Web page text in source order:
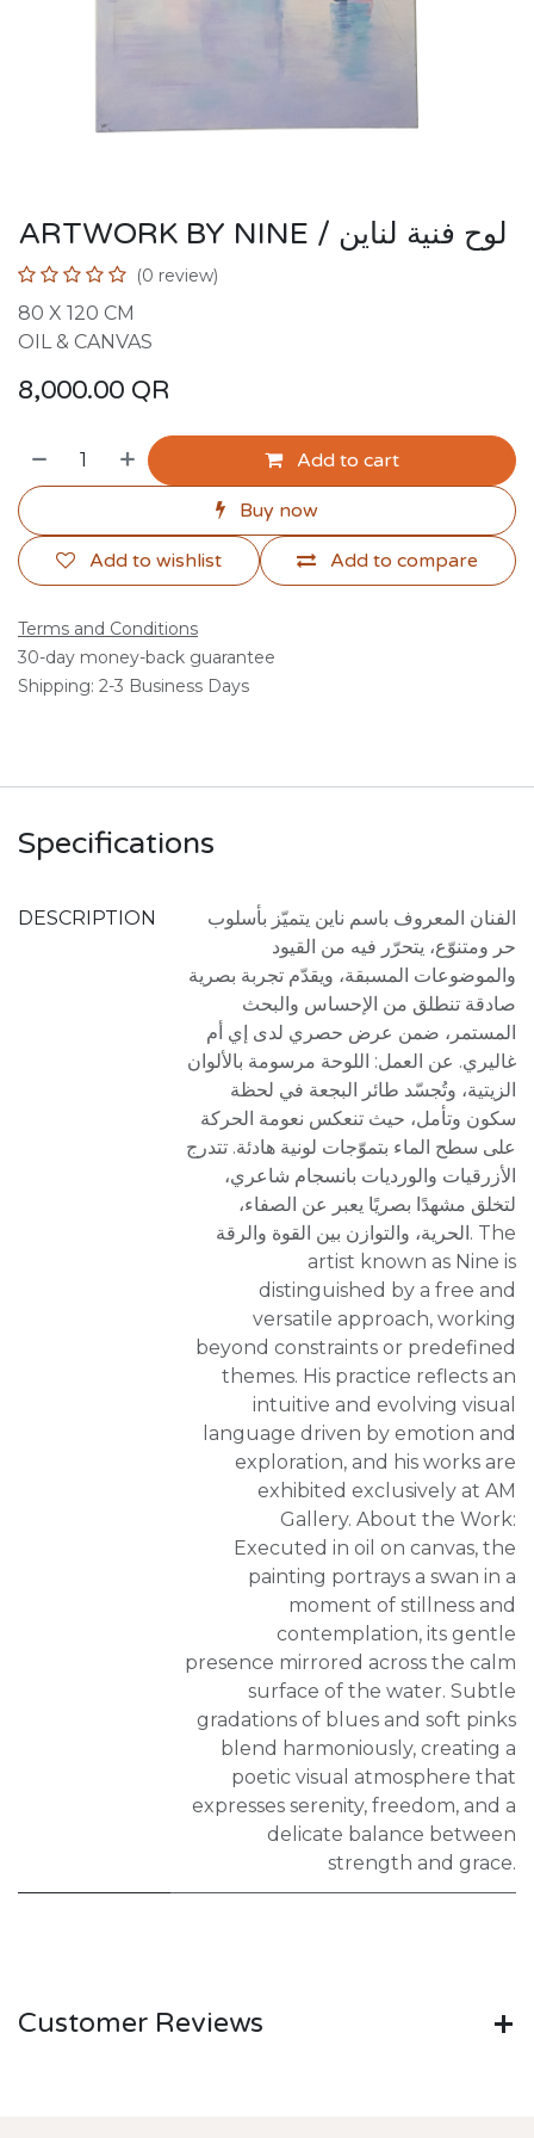
ARTWORK BY NINE / لوح فنية لناين
(0 review)
80 X 120 CM
OIL & CANVAS
8,000.00 QR
Add to cart
Buy now
Add to compare
Add to wishlist
Terms and Conditions
30-day money-back guarantee
Shipping: 2-3 Business Days
Specifications
DESCRIPTION
الفنان المعروف باسم ناين يتميّز بأسلوب
حر ومتنوّع، يتحرّر فيه من القيود
والموضوعات المسبقة، ويقدّم تجربة بصرية
صادقة تنطلق من الإحساس والبحث
المستمر، ضمن عرض حصري لدى إي أم
غاليري. عن العمل: اللوحة مرسومة بالألوان
الزيتية، وتُجسّد طائر البجعة في لحظة
سكون وتأمل، حيث تنعكس نعومة الحركة
على سطح الماء بتموّجات لونية هادئة. تتدرج
الأزرقيات والورديات بانسجام شاعري،
لتخلق مشهدًا بصريًا يعبر عن الصفاء،
الحرية، والتوازن بين القوة والرقة. The
artist known as Nine is
distinguished by a free and
versatile approach, working
beyond constraints or predefined
themes. His practice reflects an
intuitive and evolving visual
language driven by emotion and
exploration, and his works are
exhibited exclusively at AM
Gallery. About the Work:
Executed in oil on canvas, the
painting portrays a swan in a
moment of stillness and
contemplation, its gentle
presence mirrored across the calm
surface of the water. Subtle
gradations of blues and soft pinks
blend harmoniously, creating a
poetic visual atmosphere that
expresses serenity, freedom, and a
delicate balance between
strength and grace.
Customer Reviews